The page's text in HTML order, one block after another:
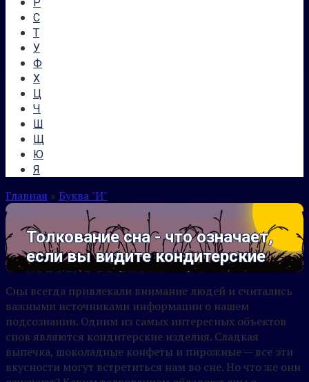
С
Т
У
Ф
Х
Ц
Ч
Ш
Щ
Ю
Я
Главная » Буква "И"
Толкование сна - что означает,
если вы видите кондитерские
изделия во сне
Сны всегда привлекали внимание людей и считались
важными источниками информации о нашем
подсознании. Одним из самых интересных объектов
снов являются кондитерские изделия. Сладкая
выпечка, шоколадные конфеты и пирожные — все эти
вкусности могут встретиться нам во сне. Но что же они